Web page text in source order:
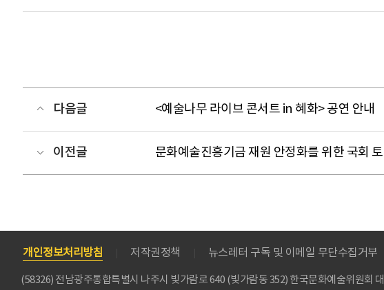
다음글 <예술나무 라이브 콘서트 in 혜화> 공연 안내
이전글 문화예술진흥기금 재원 안정화를 위한 국회
개인정보처리방침 저작권정책 뉴스레터 구독 및 이메일 무단수집거부
(58326) 전남광주통합특별시 나주시 빛가람로 640 (빛가람동 352) 한국문화예술위원회